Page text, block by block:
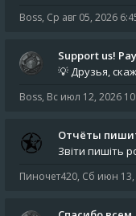
Boss, Ср авг 05, 2026
Support us!
Boss, Вс июл 12, 2026
Отчёты
Пиночет420, Сб июн 13,